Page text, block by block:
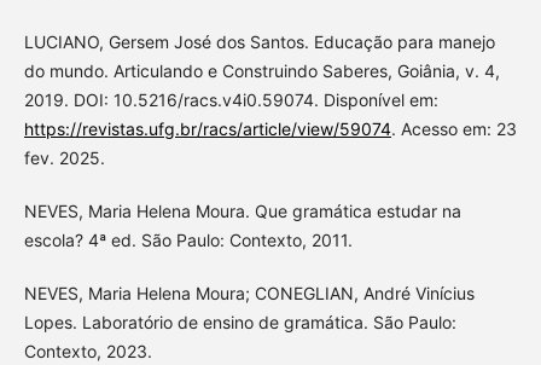
LUCIANO, Gersem José dos Santos. Educação para manejo
do mundo. Articulando e Construindo Saberes, Goiânia, v. 4,
2019. DOI: 10.5216/racs.v4i0.59074. Disponível em:
https://revistas.ufg.br/racs/article/view/59074. Acesso em: 23
fev. 2025.
NEVES, Maria Helena Moura. Que gramática estudar na
escola? 4ª ed. São Paulo: Contexto, 2011.
NEVES, Maria Helena Moura; CONEGLIAN, André Vinícius
Lopes. Laboratório de ensino de gramática. São Paulo:
Contexto, 2023.